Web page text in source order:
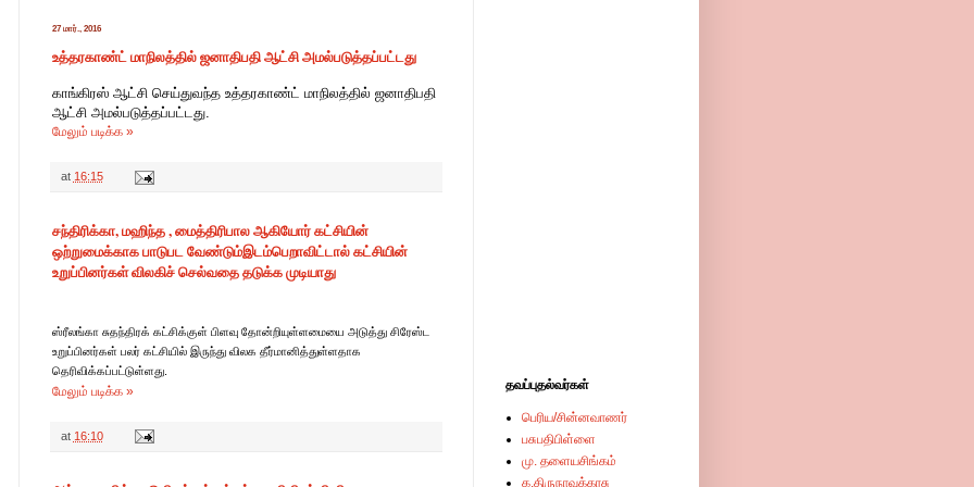
27 மார்., 2016
உத்தரகாண்ட் மாநிலத்தில் ஜனாதிபதி ஆட்சி அமல்படுத்தப்பட்டது
காங்கிரஸ் ஆட்சி செய்துவந்த உத்தரகாண்ட் மாநிலத்தில் ஜனாதிபதி
ஆட்சி அமல்படுத்தப்பட்டது.
மேலும் படிக்க »
at 16:15
சந்திரிக்கா, மஹிந்த , மைத்திரிபால ஆகியோர் கட்சியின்
ஒற்றுமைக்காக பாடுபட வேண்டும்இடம்பெறாவிட்டால் கட்சியின்
உறுப்பினர்கள் விலகிச் செல்வதை தடுக்க முடியாது
ஸ்ரீலங்கா சுதந்திரக் கட்சிக்குள் பிளவு தோன்றியுள்ளமையை அடுத்து சிரேஸ்ட
உறுப்பினர்கள் பலர் கட்சியில் இருந்து விலக தீர்மானித்துள்ளதாக
தெரிவிக்கப்பட்டுள்ளது.
மேலும் படிக்க »
at 16:10
தவப்புதல்வர்கள்
பெரிய/சின்னவாணர்
பசுபதிபிள்ளை
மு. தளையசிங்கம்
க.திருநாவுக்கரசு